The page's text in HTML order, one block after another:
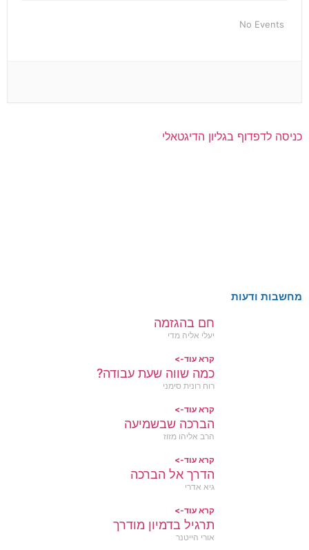
No Events
כניסה לדפדוף בגליון הדיגטאלי
מחשבות ודעות
חם בהגזמה
יעלי אליה מדי
קרא עוד->
כמה שווה שעת עבודה?
רוח רונית סימני
קרא עוד->
הברכה שבשמיעה
הרב אליהו מזוז
קרא עוד->
הדרך אל הברכה
גיא אדרי
קרא עוד->
תרגיל בדמיון מודרך
אורי הייטנר